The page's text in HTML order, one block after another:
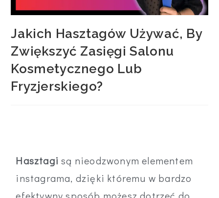
Jakich Hasztagów Używać, By
Zwiększyć Zasięgi Salonu
Kosmetycznego Lub
Fryzjerskiego?
Hasztagi są nieodzwonym elementem
instagrama, dzięki któremu w bardzo
efektywny sposób możesz dotrzeć do